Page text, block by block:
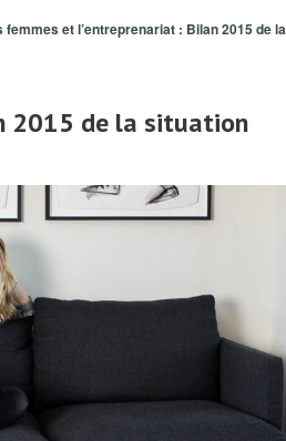
femmes et l’entreprenariat : Bilan 2015 de la
2015 de la situation